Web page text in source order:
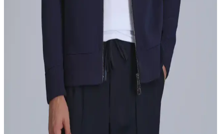
Eleven Markets'in haki renkli erkek polar bere modeli, yüksek sıcak
tutma kapasitesi ve şık tasarımıyla kış aylarında ideal bir tercih.
Rahat kullanımı ve bakım kolaylığıyla öne çıkar.
Lufian Turuncu Yelek: Modern Erkek Modasında
Şıklık ve Konforun Buluşması
Lufian’ın turuncu yeleği, yüksek kalite kumaşlar ve şık tasarımıyla
tarzınıza enerji katarken, fonksiyonel özellikleriyle de günlük
kullanımda konfor sağlar.
Lufian Özel Hırka Koleksiyonu: Moda ve Konforu
Bir Arada Sunan Tasarımlar